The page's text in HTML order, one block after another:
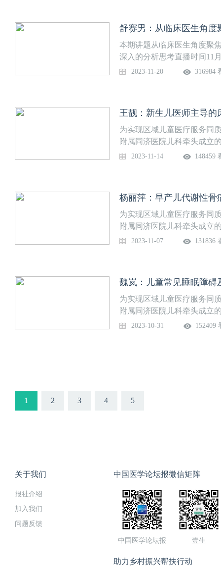
舒赛男：从临床医生角度
本期讲题从临床医生角度聚
深入的分析思考直播时间11
华中科技大学同济医学院附
2023-11-20 316984
为实现区域儿童医疗服务同
附属同济医院儿科牵头成立
堂”，每周二晚19:30准时上
2023-11-14 148459
为实现区域儿童医疗服务同
附属同济医院儿科牵头成立
堂”，每周二晚19:30准时上
2023-11-07 131836
魏岚：儿童常见睡眠障碍
为实现区域儿童医疗服务同
附属同济医院儿科牵头成立
堂”，每周二晚19:30准时上
2023-10-31 152409
1 2 3 4 5
关于我们
报社介绍
加入我们
问题反馈
中国医学论坛报微信矩阵
中国医学论坛报 壹生
助力乡村振兴帮扶行动